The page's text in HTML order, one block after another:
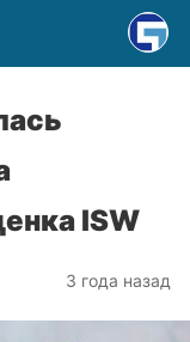
ISW
3 года назад